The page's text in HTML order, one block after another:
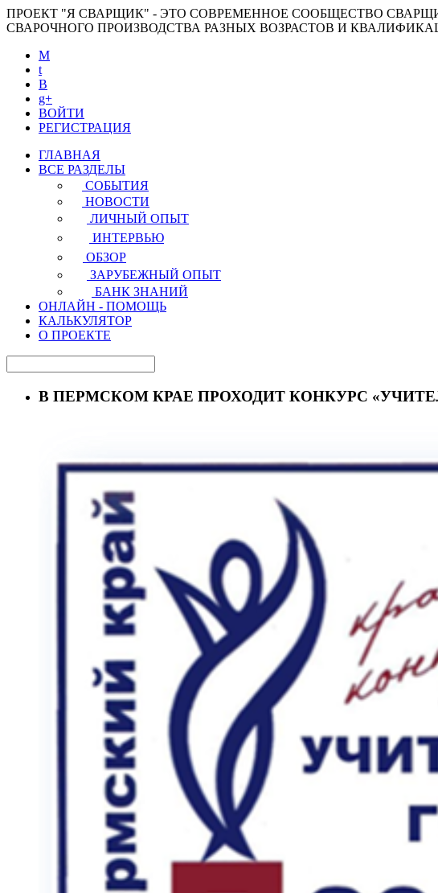
ПРОЕКТ "Я СВАРЩИК" - ЭТО СОВРЕМЕННОЕ СООБЩЕСТВО
СВАРОЧНОГО ПРОИЗВОДСТВА РАЗНЫХ ВОЗРАСТОВ И
M
t
B
g+
ВОЙТИ
РЕГИСТРАЦИЯ
ГЛАВНАЯ
ВСЕ РАЗДЕЛЫ
СОБЫТИЯ
НОВОСТИ
ЛИЧНЫЙ ОПЫТ
ИНТЕРВЬЮ
ОБЗОР
ЗАРУБЕЖНЫЙ ОПЫТ
БАНК ЗНАНИЙ
ОНЛАЙН - ПОМОЩЬ
КАЛЬКУЛЯТОР
О ПРОЕКТЕ
В ПЕРМСКОМ КРАЕ ПРОХОДИТ КОНКУРС